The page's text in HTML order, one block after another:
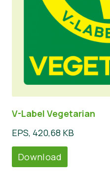
V-Label Vegetarian
EPS, 420,68 KB
Download